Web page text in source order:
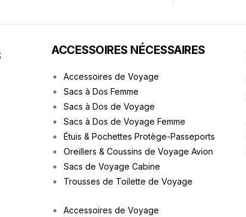
ACCESSOIRES NÉCESSAIRES
Accessoires de Voyage
Sacs à Dos Femme
Sacs à Dos de Voyage
Sacs à Dos de Voyage Femme
Étuis & Pochettes Protège-Passeports
Oreillers & Coussins de Voyage Avion
Sacs de Voyage Cabine
Trousses de Toilette de Voyage
Accessoires de Voyage